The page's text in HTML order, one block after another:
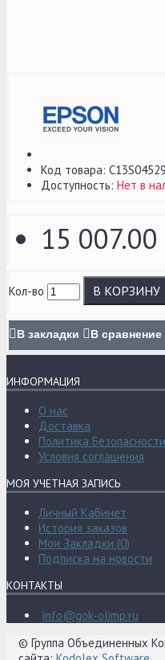
Код товара:
Доступность: Нет в
15 007.00
Кол-во В КОРЗИНУ
В закладки В сравнение
ИНФОРМАЦИЯ
О нас
Доставка
Политика Безопасности
Условия соглашения
МОЯ УЧЕТНАЯ ЗАПИСЬ
Личный Кабинет
История заказов
Мои Закладки (0)
Подписка на новости
КОНТАКТЫ
info@gok-olimp.ru
© Группа Объединенных